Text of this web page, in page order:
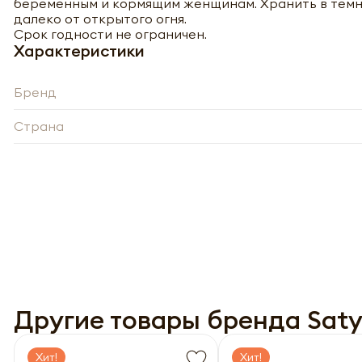
далеко от открытого огня.
Срок годности не ограничен.
Характеристики
Бренд
Страна
Другие товары бренда
Хит! Хит!